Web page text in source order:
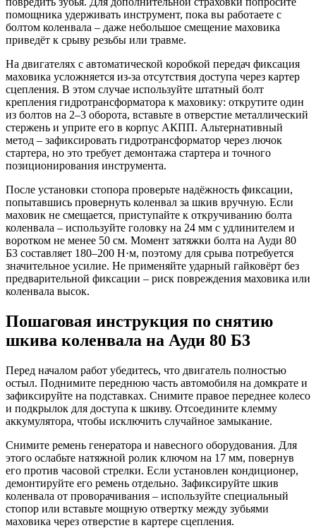
помощника удерживать инструмент, пока вы работаете с
болтом коленвала – даже небольшое смещение маховика
приведёт к срыву резьбы или травме.
На двигателях с автоматической коробкой передач фиксация
маховика усложняется из-за отсутствия доступа через картер
сцепления. В этом случае используйте штатный болт
крепления гидротрансформатора к маховику: открутите один
из болтов на 2–3 оборота, вставьте в отверстие металлический
стержень и уприте его в корпус АКПП. Альтернативный
метод – зафиксировать гидротрансформатор через лючок
стартера, но это требует демонтажа стартера и точного
позиционирования инструмента.
После установки стопора проверьте надёжность фиксации,
попытавшись провернуть коленвал за шкив вручную. Если
маховик не смещается, приступайте к откручиванию болта
коленвала – используйте головку на 24 мм с удлинителем и
воротком не менее 50 см. Момент затяжки болта на Ауди 80
Б3 составляет 180–200 Н·м, поэтому для срыва потребуется
значительное усилие. Не применяйте ударный гайковёрт без
предварительной фиксации – риск повреждения маховика или
коленвала высок.
Пошаговая инструкция по снятию
шкива коленвала на Ауди 80 Б3
Перед началом работ убедитесь, что двигатель полностью
остыл. Поднимите переднюю часть автомобиля на домкрате и
зафиксируйте на подставках. Снимите правое переднее колесо
и подкрылок для доступа к шкиву. Отсоедините клемму
аккумулятора, чтобы исключить случайное замыкание.
Снимите ремень генератора и навесного оборудования. Для
этого ослабьте натяжной ролик ключом на 17 мм, повернув
его против часовой стрелки. Если установлен кондиционер,
демонтируйте его ремень отдельно. Зафиксируйте шкив
коленвала от проворачивания – используйте специальный
стопор или вставьте мощную отвертку между зубьями
маховика через отверстие в картере сцепления.